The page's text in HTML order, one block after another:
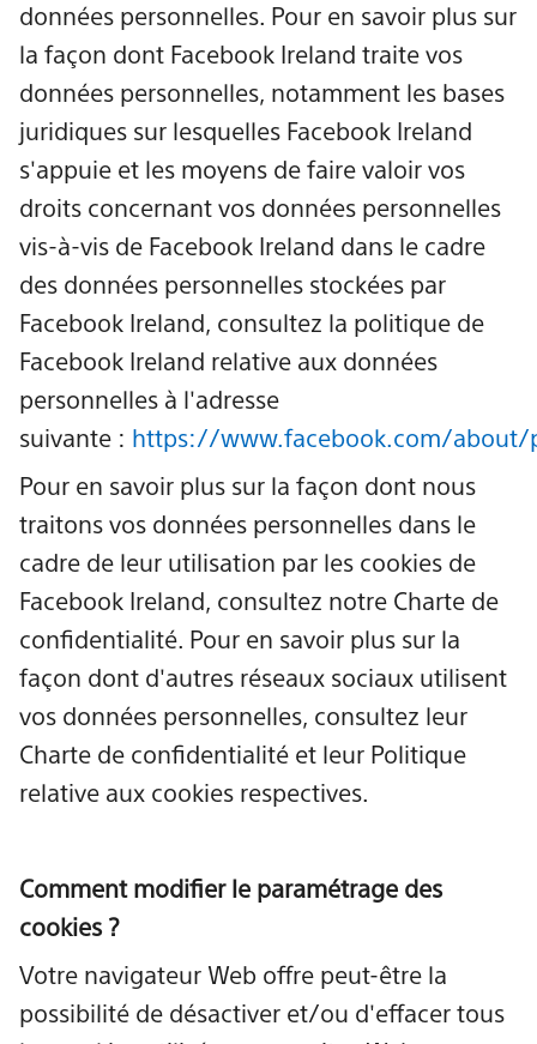
données personnelles. Pour en savoir plus sur
la façon dont Facebook Ireland traite vos
données personnelles, notamment les bases
juridiques sur lesquelles Facebook Ireland
s'appuie et les moyens de faire valoir vos
droits concernant vos données personnelles
vis-à-vis de Facebook Ireland dans le cadre
des données personnelles stockées par
Facebook Ireland, consultez la politique de
Facebook Ireland relative aux données
personnelles à l'adresse
suivante : https://www.facebook.com/about/
Pour en savoir plus sur la façon dont nous
traitons vos données personnelles dans le
cadre de leur utilisation par les cookies de
Facebook Ireland, consultez notre Charte de
confidentialité. Pour en savoir plus sur la
façon dont d'autres réseaux sociaux utilisent
vos données personnelles, consultez leur
Charte de confidentialité et leur Politique
relative aux cookies respectives.
Comment modifier le paramétrage des
cookies ?
Votre navigateur Web offre peut-être la
possibilité de désactiver et/ou d'effacer tous